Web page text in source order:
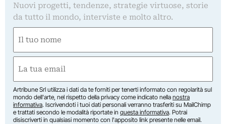
Nuovi progetti, tendenze, strategie virtuose, storie
da tutto il mondo, interviste e molto altro.
(Required)
First
(Required)
Artribune Srl utilizza i dati da te forniti per tenerti informato con regolarità sul
mondo dell'arte, nel rispetto della privacy come indicato nella nostra
informativa. Iscrivendoti i tuoi dati personali verranno trasferiti su MailChimp
e trattati secondo le modalità riportate in questa informativa. Potrai
disiscriverti in qualsiasi momento con l'apposito link presente nelle email.